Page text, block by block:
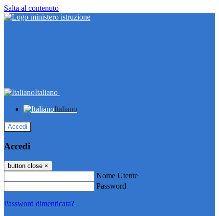
Salta al contenuto
Italiano
Italiano
Accedi
Accedi
button close ×
Nome Utente
Password
Password dimenticata?